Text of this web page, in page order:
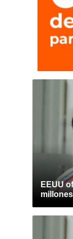
EEUU